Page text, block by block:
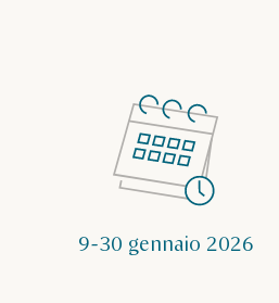
9-30 gennaio 2026